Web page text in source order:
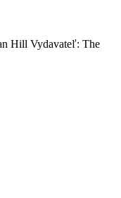
Hill Vydavateľ: The